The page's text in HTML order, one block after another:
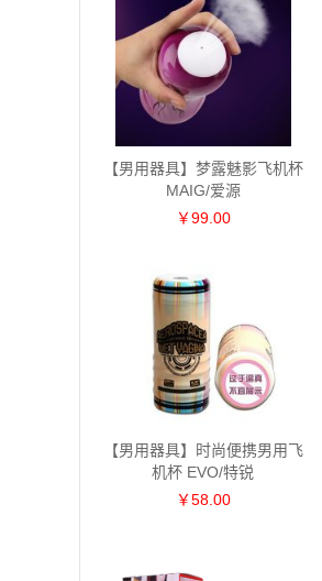
【男用器具】梦露魅影飞机杯
MAIG/爱源
￥99.00
【男用器具】时尚便携男用飞
机杯 EVO/特锐
￥58.00